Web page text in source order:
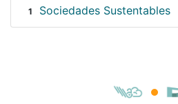
1 Sociedades Sustentables